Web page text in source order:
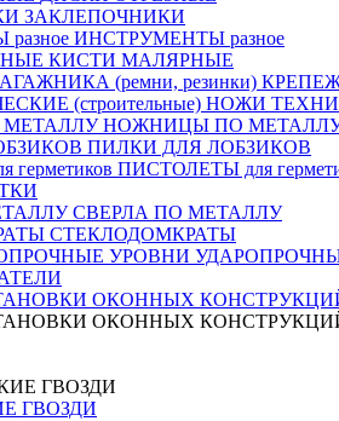
ЗАКЛЕПОЧНИКИ
ИНСТРУМЕНТЫ разное
КИСТИ МАЛЯРНЫЕ
КРЕПЕЖ
НОЖИ
НОЖНИЦЫ ПО
ПИЛКИ ДЛЯ ЛОБЗИКОВ
ПИСТОЛЕТЫ для
СВЕРЛА ПО МЕТАЛЛУ
СТЕКЛОДОМКРАТЫ
УРОВНИ
ОКОННЫХ
ОКОННЫХ
ГВОЗДИ